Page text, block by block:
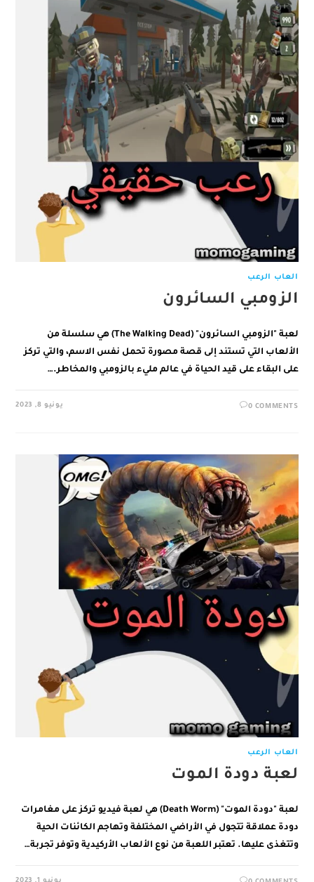
العاب الرعب
الزومبي السائرون
لعبة "الزومبي السائرون" (The Walking Dead) هي سلسلة من
الألعاب التي تستند إلى قصة مصورة تحمل نفس الاسم، والتي تركز
على البقاء على قيد الحياة في عالم مليء بالزومبي والمخاطر.…
0 COMMENTS يونيو 8, 2023
العاب الرعب
لعبة دودة الموت
لعبة "دودة الموت" (Death Worm) هي لعبة فيديو تركز على مغامرات
دودة عملاقة تتجول في الأراضي المختلفة وتهاجم الكائنات الحية
وتتغذى عليها. تعتبر اللعبة من نوع الألعاب الأركيدية وتوفر تجربة…